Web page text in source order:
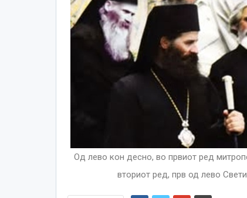
Oд лево кон десно, во првиот ред
вториот ред, прв од лево